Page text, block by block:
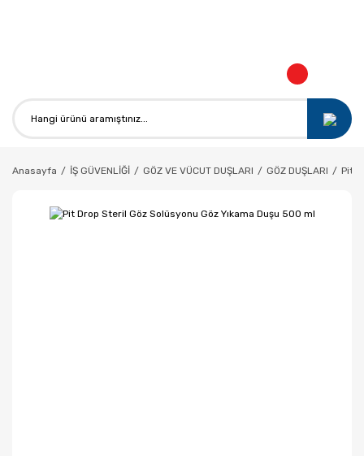
Anasayfa İŞ GÜVENLİĞİ GÖZ VE VÜCUT DUŞLARI GÖZ DUŞLARI Pit